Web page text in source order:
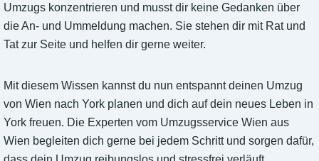
Umzugs konzentrieren und musst dir keine Gedanken über
die An- und Ummeldung machen. Sie stehen dir mit Rat und
Tat zur Seite und helfen dir gerne weiter.
Mit diesem Wissen kannst du nun entspannt deinen Umzug
von Wien nach York planen und dich auf dein neues Leben in
York freuen. Die Experten vom Umzugsservice Wien aus
Wien begleiten dich gerne bei jedem Schritt und sorgen dafür,